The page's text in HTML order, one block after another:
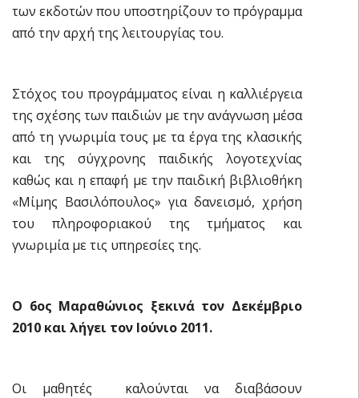
των εκδοτών που υποστηρίζουν το πρόγραμμα
από την αρχή της λειτουργίας του.
Στόχος του προγράμματος είναι η καλλιέργεια
της σχέσης των παιδιών με την ανάγνωση μέσα
από τη γνωριμία τους με τα έργα της κλασικής
και της σύγχρονης παιδικής λογοτεχνίας
καθώς και η επαφή με την παιδική βιβλιοθήκη
«Μίμης Βασιλόπουλος» για δανεισμό, χρήση
του πληροφοριακού της τμήματος και
γνωριμία με τις υπηρεσίες της.
Ο 6ος Μαραθώνιος ξεκινά τον Δεκέμβριο
2010 και λήγει τον Ιούνιο 2011.
Οι μαθητές καλούνται να διαβάσουν